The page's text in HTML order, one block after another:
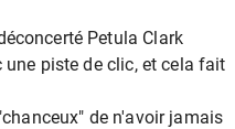
Petula Clark
une piste de clic, et cela fait
de n'avoir jamais